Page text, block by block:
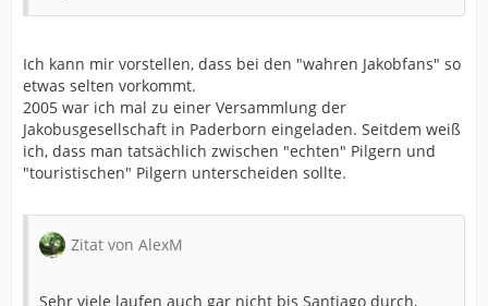
Ich kann mir vorstellen, dass bei den "wahren Jakobfans" so
etwas selten vorkommt.
2005 war ich mal zu einer Versammlung der
Jakobusgesellschaft in Paderborn eingeladen. Seitdem weiß
ich, dass man tatsächlich zwischen "echten" Pilgern und
"touristischen" Pilgern unterscheiden sollte.
Zitat von AlexM
Sehr viele laufen auch gar nicht bis Santiago durch,